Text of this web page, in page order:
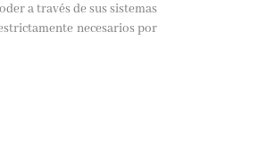
a través de sus sistemas
necesarios por